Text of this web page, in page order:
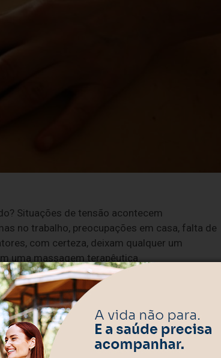
Situações de tensão acontecem
no trabalho, preocupações em casa, falta de
com certeza, deixam qualquer um
uma massagem terapêutica.
amenizar alguns desequilíbrios como a dor,
está em período pós-operatório, com febre,
que acabam com seu estresse e